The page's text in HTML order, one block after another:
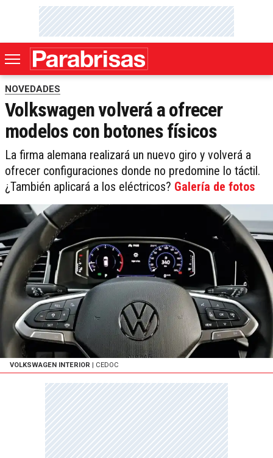
NOVEDADES
Volkswagen volverá a ofrecer
modelos con botones físicos
La firma alemana realizará un nuevo giro y volverá a
ofrecer configuraciones donde no predomine lo táctil.
¿También aplicará a los eléctricos? Galería de fotos
VOLKSWAGEN INTERIOR | CEDOC